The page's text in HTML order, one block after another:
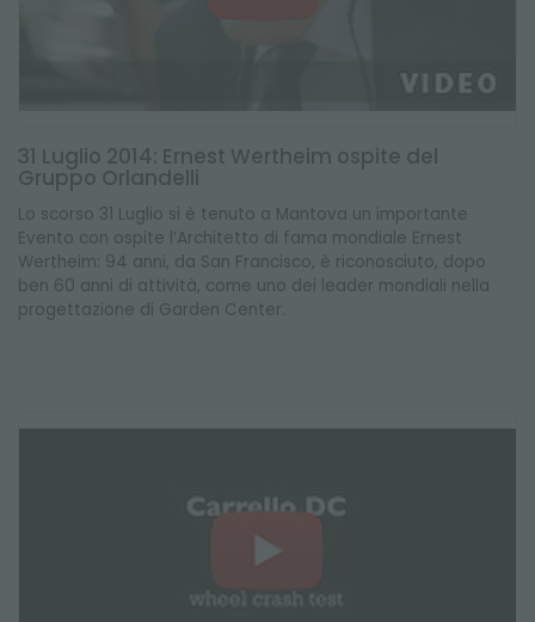
31 Luglio 2014: Ernest Wertheim ospite del
Gruppo Orlandelli
Lo scorso 31 Luglio si è tenuto a Mantova un importante
Evento con ospite l’Architetto di fama mondiale Ernest
Wertheim: 94 anni, da San Francisco, è riconosciuto, dopo
ben 60 anni di attività, come uno dei leader mondiali nella
progettazione di Garden Center.